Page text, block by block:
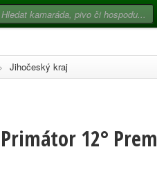
Jihočeský kraj
12°